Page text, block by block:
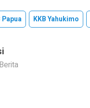
Papua KKB Yahukimo